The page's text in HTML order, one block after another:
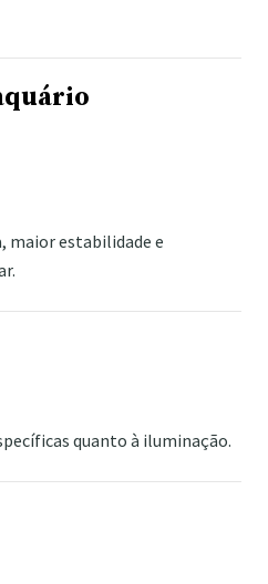
maior estabilidade e
quanto à iluminação.